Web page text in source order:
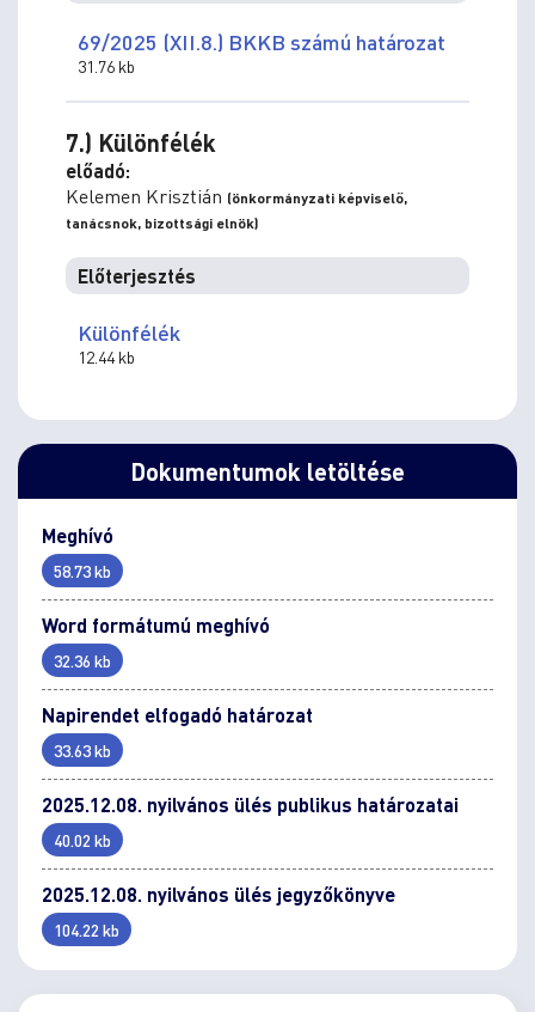
69/2025 (XII.8.) BKKB számú határozat
31.76 kb
7.) Különfélék
előadó:
Kelemen Krisztián (önkormányzati képviselő,
tanácsnok, bizottsági elnök)
Előterjesztés
Különfélék
12.44 kb
Dokumentumok letöltése
Meghívó
58.73 kb
Word formátumú meghívó
32.36 kb
Napirendet elfogadó határozat
33.63 kb
2025.12.08. nyilvános ülés publikus határozatai
40.02 kb
2025.12.08. nyilvános ülés jegyzőkönyve
104.22 kb